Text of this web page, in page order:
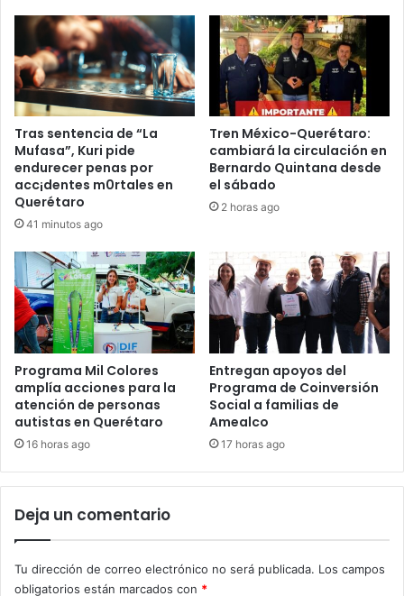
Tras sentencia de “La
Mufasa”, Kuri pide
endurecer penas por
acc¡dentes m0rtales en
Querétaro
41 minutos ago
Tren México-Querétaro:
cambiará la circulación en
Bernardo Quintana desde
el sábado
2 horas ago
Programa Mil Colores
amplía acciones para la
atención de personas
autistas en Querétaro
16 horas ago
Entregan apoyos del
Programa de Coinversión
Social a familias de
Amealco
17 horas ago
Deja un comentario
Tu dirección de correo electrónico no será publicada. Los campos
obligatorios están marcados con *